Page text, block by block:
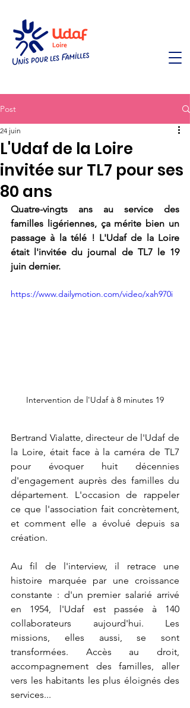
Post
L'Udaf de la Loire
invitée sur TL7 pour ses
80 ans
24 juin
Quatre-vingts ans au service des
familles ligériennes, ça mérite bien un
passage à la télé ! L'Udaf de la Loire
était l'invitée du journal de TL7 le 19
juin dernier.
https://www.dailymotion.com/video/xah970i
Intervention de l'Udaf à 8 minutes 19
Bertrand Vialatte, directeur de l'Udaf de
la Loire, était face à la caméra de TL7
pour évoquer huit décennies
d'engagement auprès des familles du
département. L'occasion de rappeler
ce que l'association fait concrètement,
et comment elle a évolué depuis sa
création.
Au fil de l'interview, il retrace une
histoire marquée par une croissance
constante : d'un premier salarié arrivé
en 1954, l'Udaf est passée à 140
collaborateurs aujourd'hui. Les
missions, elles aussi, se sont
transformées. Accès au droit,
accompagnement des familles, aller
vers les habitants les plus éloignés des
services...